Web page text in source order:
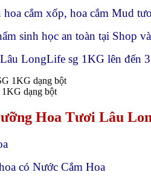
cắm xốp, hoa cắm Mud
sinh học an toàn tại Shop
LongLife sg 1KG lên đến
dạng bột
Hoa Tươi Lâu
có Nước Cắm Hoa